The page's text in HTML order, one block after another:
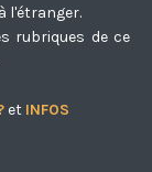
l'étranger.
rubriques de ce
et INFOS